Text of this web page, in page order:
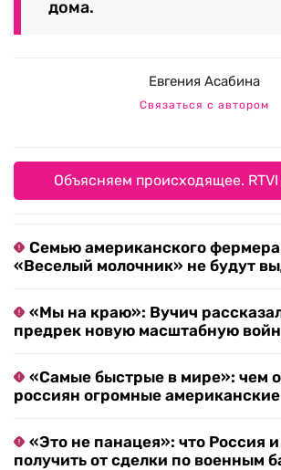
дома.
Евгения Асабина
Связаться с автором
Объясняем происходящее. RTVI
Семью американского
«Веселый молочник» не будут
«Мы на краю»: Вучич
предрек новую масштабную
«Самые быстрые в мире»: чем
россиян огромные
«Это не панацея»: что Россия
получить от сделки по военным